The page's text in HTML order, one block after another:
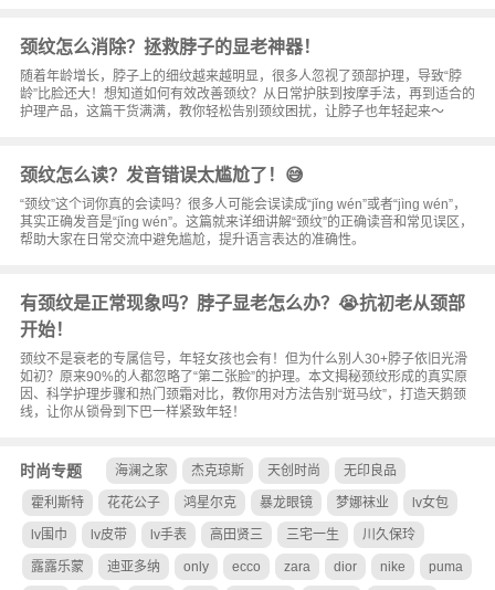
颈纹怎么消除？拯救脖子的显老神器！
随着年龄增长，脖子上的细纹越来越明显，很多人忽视了颈部护理，导致“脖
龄”比脸还大！想知道如何有效改善颈纹？从日常护肤到按摩手法，再到适合的
护理产品，这篇干货满满，教你轻松告别颈纹困扰，让脖子也年轻起来～
颈纹怎么读？发音错误太尴尬了！😅
“颈纹”这个词你真的会读吗？很多人可能会误读成“jǐng wén”或者“jìng wén”，
其实正确发音是“jǐng wén”。这篇就来详细讲解“颈纹”的正确读音和常见误区，
帮助大家在日常交流中避免尴尬，提升语言表达的准确性。
有颈纹是正常现象吗？脖子显老怎么办？😭抗初老从颈部
开始！
颈纹不是衰老的专属信号，年轻女孩也会有！但为什么别人30+脖子依旧光滑
如初？原来90%的人都忽略了“第二张脸”的护理。本文揭秘颈纹形成的真实原
因、科学护理步骤和热门颈霜对比，教你用对方法告别“斑马纹”，打造天鹅颈
线，让你从锁骨到下巴一样紧致年轻！
时尚专题 海澜之家 杰克琼斯 天创时尚 无印良品
霍利斯特 花花公子 鸿星尔克 暴龙眼镜 梦娜袜业 lv女包
lv围巾 lv皮带 lv手表 高田贤三 三宅一生 川久保玲
露露乐蒙 迪亚多纳 only ecco zara dior nike puma